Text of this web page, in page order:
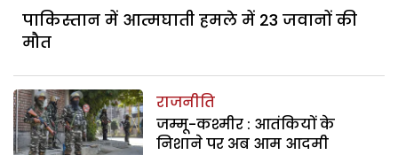
पाकिस्तान में आत्मघाती हमले में 23 जवानों की
मौत
राजनीति
जम्मू-कश्मीर : आतंकियों के
निशाने पर अब आम आदमी